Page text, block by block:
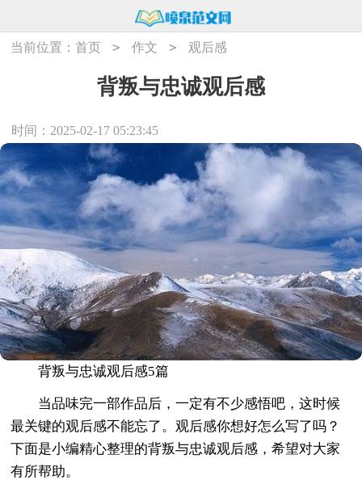
当前位置：首页 > 作文 > 观后感
背叛与忠诚观后感
时间：2025-02-17 05:23:45
背叛与忠诚观后感5篇
当品味完一部作品后，一定有不少感悟吧，这时候
最关键的观后感不能忘了。观后感你想好怎么写了吗？
下面是小编精心整理的背叛与忠诚观后感，希望对大家
有所帮助。